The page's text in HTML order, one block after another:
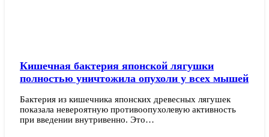
Кишечная бактерия японской лягушки
полностью уничтожила опухоли у всех мышей
Бактерия из кишечника японских древесных лягушек
показала невероятную противоопухолевую активность
при введении внутривенно. Это…